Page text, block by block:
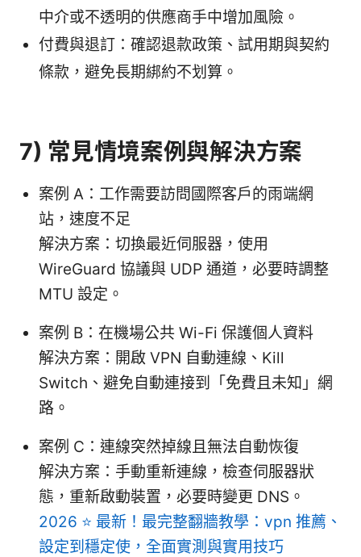
中介或不透明的供應商手中增加風險。
付費與退訂：確認退款政策、試用期與契約
條款，避免長期綁約不划算。
7) 常見情境案例與解決方案
案例 A：工作需要訪問國際客戶的雨端網
站，速度不足
解決方案：切換最近伺服器，使用
WireGuard 協議與 UDP 通道，必要時調整
MTU 設定。
案例 B：在機場公共 Wi-Fi 保護個人資料
解決方案：開啟 VPN 自動連線、Kill
Switch、避免自動連接到「免費且未知」網
路。
案例 C：連線突然掉線且無法自動恢復
解決方案：手動重新連線，檢查伺服器狀
態，重新啟動裝置，必要時變更 DNS。
2026 ⭐ 最新！最完整翻牆教學：vpn 推薦、
設定到穩定使，全面實測與實用技巧